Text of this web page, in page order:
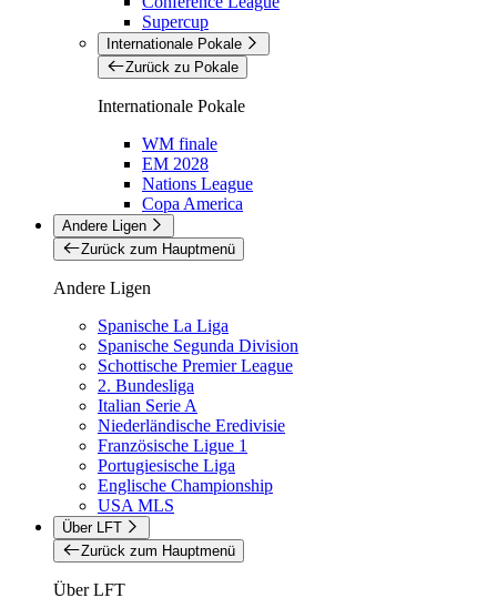
Supercup
Internationale Pokale
Zurück zu Pokale
Internationale Pokale
WM finale
EM 2028
Nations League
Copa America
Andere Ligen
Zurück zum Hauptmenü
Andere Ligen
Spanische La Liga
Spanische Segunda Division
Schottische Premier League
2. Bundesliga
Italian Serie A
Niederländische Eredivisie
Französische Ligue 1
Portugiesische Liga
Englische Championship
USA MLS
Über LFT
Zurück zum Hauptmenü
Über LFT